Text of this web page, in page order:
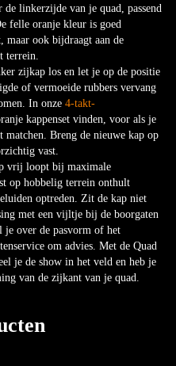
linkerzijde van je quad, passend
felle oranje kleur is goed
maar ook bijdraagt aan de
terrein.
zijkap los en let je op de positie
of vermoeide rubbers vervang
In onze 4-takt-
kappenset vinden, voor als je
Breng de nieuwe kap op
vast.
vrij loopt bij maximale
op hobbelig terrein onthult
optreden. Zit de kap niet
met een vijltje bij de boorgaten
over de pasvorm of het
om advies. Met de Quad
je de show in het veld en heb je
van de zijkant van je quad.